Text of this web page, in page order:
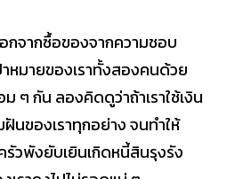
กจากซื้อของจากความชอบ
หมายของเราทั้งสองคนด้วย
ๆ กัน ลองคิดดูว่าถ้าเราใช้เงิน
นของเราทุกอย่าง จนทำให้
รัวพังยับเยินเกิดหนี้สินรุงรัง